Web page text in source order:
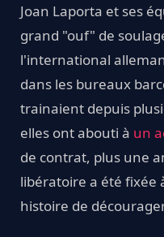
Joan Laporta et ses
grand "ouf" de
l'international
dans les bureaux
trainaient depuis
elles ont abouti à un
de contrat, plus une
libératoire a été fixée
histoire de